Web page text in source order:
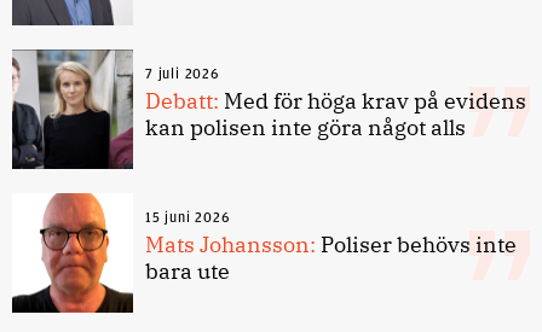
7 juli 2026
Debatt: Med för höga krav på evidens
kan polisen inte göra något alls
15 juni 2026
Mats Johansson: Poliser behövs inte
bara ute